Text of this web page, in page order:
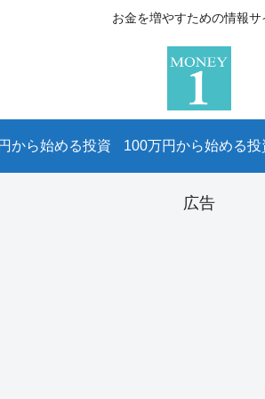
お金を増やすための情報サ
から始める投資 100万円から始める投
広告